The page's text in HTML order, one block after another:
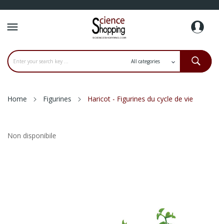
Home Figurines Haricot - Figurines du cycle de vie
Non disponibile